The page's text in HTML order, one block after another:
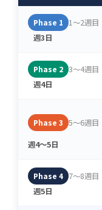
Phase 1 1〜2週目
週3日
Phase 2 3〜4週目
週4日
Phase 3 5〜6週目
週4〜5日
Phase 4 7〜8週目
週5日